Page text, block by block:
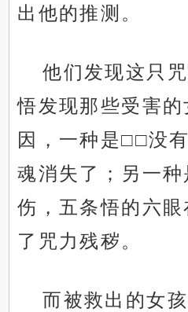
出他的推测。
他们发现这只
悟发现那些受害
因，一种是□□没
魂消失了；另一
伤，五条悟的六
了咒力残秽。
而被救出的女